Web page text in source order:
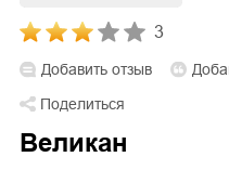
3
Добавить отзыв
Поделиться
Великан